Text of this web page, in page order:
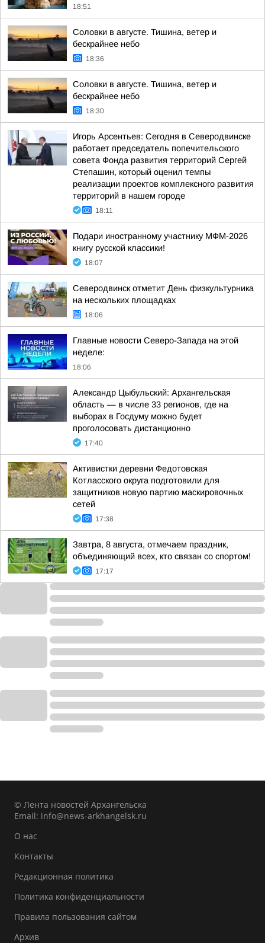
18:51
Соловки в августе. Тишина, ветер и
бескрайнее небо
18:36
Соловки в августе. Тишина, ветер и
бескрайнее небо
18:30
Игорь Арсентьев: Сегодня в Северодвинске
работает председатель попечительского
совета Фонда развития территорий Сергей
Степашин, который оценил темпы
реализации проектов комплексного развития
территорий в нашем городе
18:11
Подари иностранному участнику МФМ-2026
книгу русской классики!
18:07
Северодвинск отметит День физкультурника
на нескольких площадках
18:06
Главные новости Северо-Запада на этой
неделе:
18:06
Александр Цыбульский: Архангельская
область — в числе 33 регионов, где на
выборах в Госдуму можно будет
проголосовать дистанционно
17:40
Активистки деревни Федотовская
Котласского округа подготовили для
защитников новую партию маскировочных
сетей
17:38
Завтра, 8 августа, отмечаем праздник,
объединяющий всех, кто связан со спортом!
17:17
© Лента новостей Архангельска
Email: info@news-arkhangelsk.ru
О нас
Контакты
Редакционная политика
Политика конфиденциальности
Правила пользования сайтом
Архив